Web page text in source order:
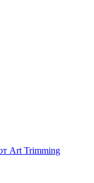
Art Trimming